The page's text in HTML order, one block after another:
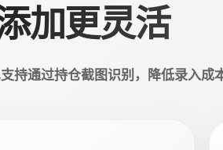
加更灵活
持通过持仓截图识别，降低录入成